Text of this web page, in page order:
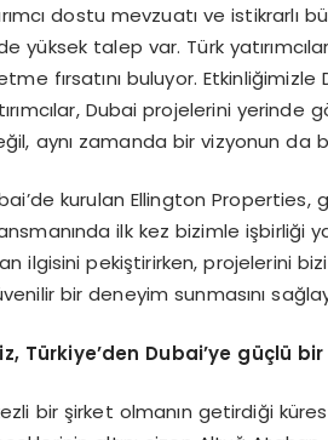
dostu mevzuatı ve istikrarlı
yüksek talep var. Türk
fırsatını buluyor.
Dubai projelerini yerinde
aynı zamanda bir vizyonun da
kurulan Ellington
ilk kez bizimle işbirliği
ilgisini pekiştirirken, projelerini
bir deneyim sunmasını
Türkiye’den Dubai’ye güçlü
bir şirket olmanın getirdiği